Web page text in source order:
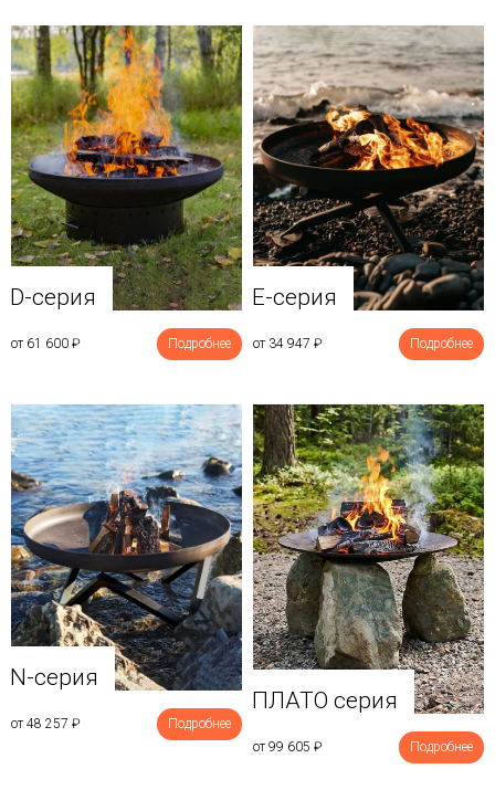
D-серия
от 61 600 ₽ Подробнее
E-серия
от 34 947 ₽ Подробнее
N-серия
от 48 257 ₽ Подробнее
ПЛАТО серия
от 99 605 ₽ Подробнее